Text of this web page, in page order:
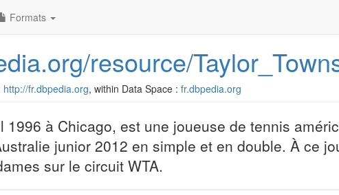
Formats
resource/
http://fr.dbpedia.org, within Data Space : fr.dbpedia.org
1996 à Chicago, est une joueuse de tennis
junior 2012 en simple et en double. À ce
sur le circuit WTA.